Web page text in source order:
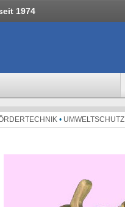
1974
•UMWELTSCHUTZ